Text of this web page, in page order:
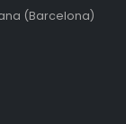
(Barcelona)